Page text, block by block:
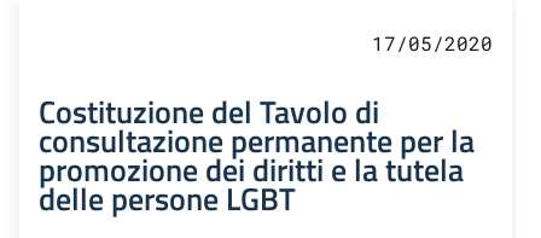
17/05/2020
Costituzione del Tavolo di
consultazione permanente per la
promozione dei diritti e la tutela
delle persone LGBT